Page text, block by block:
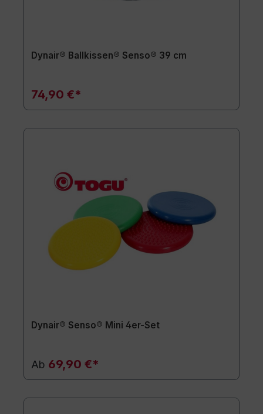
Dynair® Ballkissen® Senso® 39 cm
74,90 €*
Dynair® Senso® Mini 4er-Set
Ab 69,90 €*